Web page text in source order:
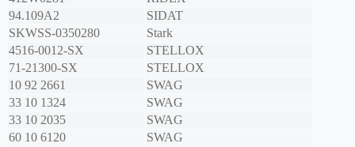
94.109A2
SIDAT
SKWSS-0350280
Stark
4516-0012-SX
STELLOX
71-21300-SX
STELLOX
10 92 2661
SWAG
33 10 1324
SWAG
33 10 2035
SWAG
60 10 6120
SWAG